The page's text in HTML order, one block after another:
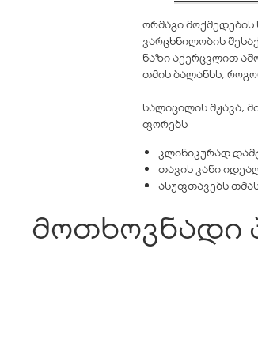
ორმაგი
ვარცხნილობის
ნაზი აქერცვლით
თმის ბალანსს,
სალიცილის მჟავა,
ფორებს
კლინიკურად
თავის კანი
ასუფთავებს
მოთხოვნადი